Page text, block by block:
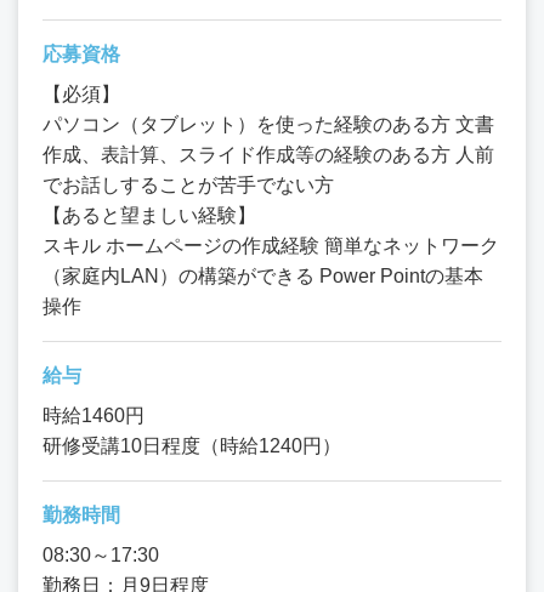
応募資格
【必須】
パソコン（タブレット）を使った経験のある方 文書
作成、表計算、スライド作成等の経験のある方 人前
でお話しすることが苦手でない方
【あると望ましい経験】
スキル ホームページの作成経験 簡単なネットワーク
（家庭内LAN）の構築ができる Power Pointの基本
操作
給与
時給1460円
研修受講10日程度（時給1240円）
勤務時間
08:30～17:30
勤務日：月9日程度